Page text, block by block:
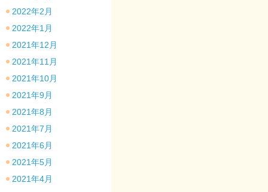
2022年2月
2022年1月
2021年12月
2021年11月
2021年10月
2021年9月
2021年8月
2021年7月
2021年6月
2021年5月
2021年4月